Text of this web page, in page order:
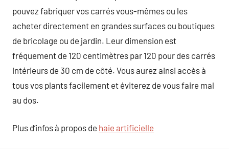
pouvez fabriquer vos carrés vous-mêmes ou les
acheter directement en grandes surfaces ou boutiques
de bricolage ou de jardin. Leur dimension est
fréquement de 120 centimètres par 120 pour des carrés
intérieurs de 30 cm de côté. Vous aurez ainsi accès à
tous vos plants facilement et éviterez de vous faire mal
au dos.
Plus d’infos à propos de haie artificielle